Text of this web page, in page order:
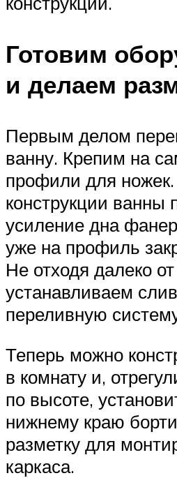
Готовим
и делаем
Первым делом
ванну. Крепим на
профили для ножек.
конструкции ванны
усиление дна
уже на профиль
Не отходя далеко
устанавливаем
переливную
Теперь можно
в комнату и,
по высоте,
нижнему краю
разметку для
каркаса.